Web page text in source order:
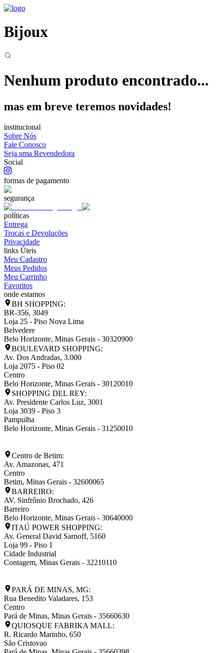
Bijoux
Nenhum produto encontrado...
mas em breve teremos novidades!
institucional
Sobre Nós
Fale Conosco
Seja uma Revendedora
Social
formas de pagamento
segurança
políticas
Entrega
Trocas e Devoluções
Privacidade
links Úteis
Meu Cadastro
Meus Pedidos
Meu Carrinho
Favoritos
onde estamos
BH SHOPPING:
BR-356, 3049
Loja 25 - Piso Nova Lima
Belvedere
Belo Horizonte, Minas Gerais - 30320900
BOULEVARD SHOPPING:
Av. Dos Andradas, 3.000
Loja 2075 - Piso 02
Centro
Belo Horizonte, Minas Gerais - 30120010
SHOPPING DEL REY:
Av. Presidente Carlos Luz, 3001
Loja 3039 - Piso 3
Pampulha
Belo Horizonte, Minas Gerais - 31250010
Centro de Betim:
Av. Amazonas, 471
Centro
Betim, Minas Gerais - 32600065
BARREIRO:
AV. Sinfrônio Brochado, 426
Barreiro
Belo Horizonte, Minas Gerais - 30640000
ITAÚ POWER SHOPPING:
Av. General David Sarnoff, 5160
Loja 99 - Piso 1
Cidade Industrial
Contagem, Minas Gerais - 32210110
PARÁ DE MINAS, MG:
Rua Benedito Valadares, 153
Centro
Pará de Minas, Minas Gerais - 35660630
QUIOSQUE FABRIKA MALL:
R. Ricardo Marinho, 650
São Cristovao